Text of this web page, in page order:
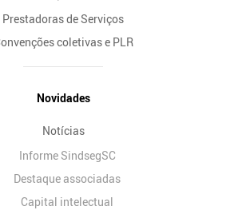
Prestadoras de Serviços
coletivas e PLR
Novidades
Notícias
Informe SindsegSC
Destaque associadas
Capital intelectual